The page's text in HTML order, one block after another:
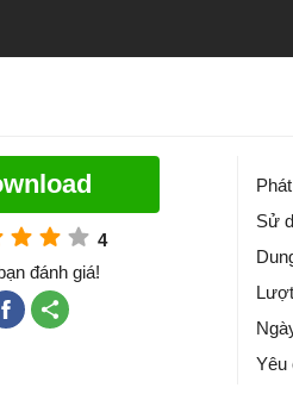
4
đánh giá!
Sử
Yêu